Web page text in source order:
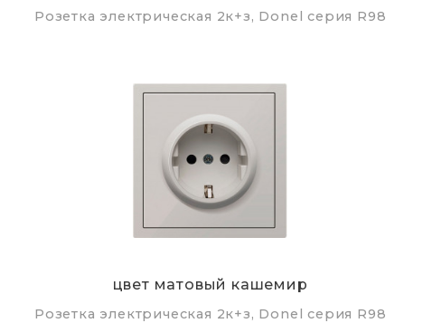
Розетка электрическая 2к+з, Donel серия R98
цвет матовый кашемир
Розетка электрическая 2к+з, Donel серия R98